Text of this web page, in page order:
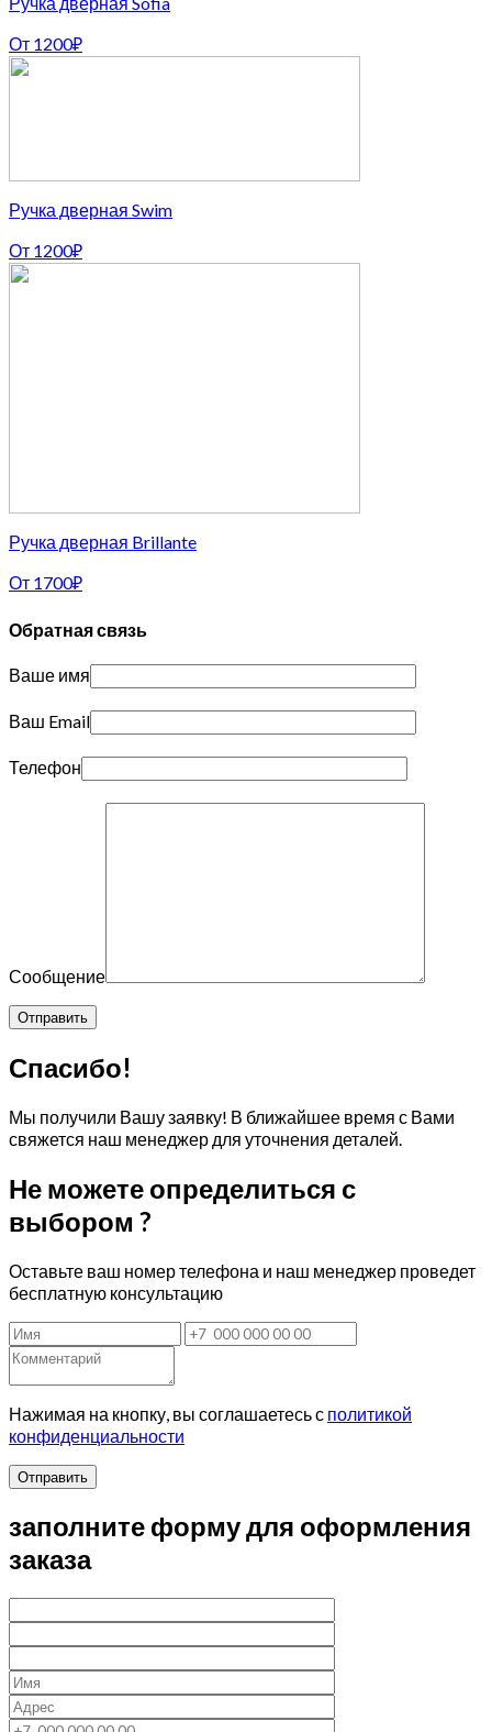
От 1200₽
Ручка дверная Swim
От 1200₽
Ручка дверная Brillante
От 1700₽
Обратная связь
Ваше имя
Ваш Email
Телефон
Сообщение
Спасибо!
Мы получили Вашу заявку! В ближайшее время с Вами
свяжется наш менеджер для уточнения деталей.
Не можете определиться с
выбором ?
Оставьте ваш номер телефона и наш менеджер проведет
бесплатную консультацию
Нажимая на кнопку, вы соглашаетесь с политикой
конфиденциальности
Отправить
заполните форму для оформления
заказа